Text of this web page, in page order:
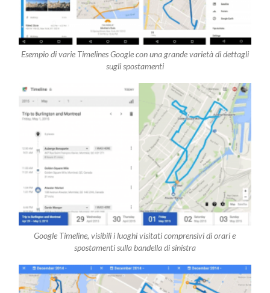
Esempio di varie Timelines Google con una grande varietà di dettagli
sugli spostamenti
Google Timeline, visibili i luoghi visitati comprensivi di orari e
spostamenti sulla bandella di sinistra